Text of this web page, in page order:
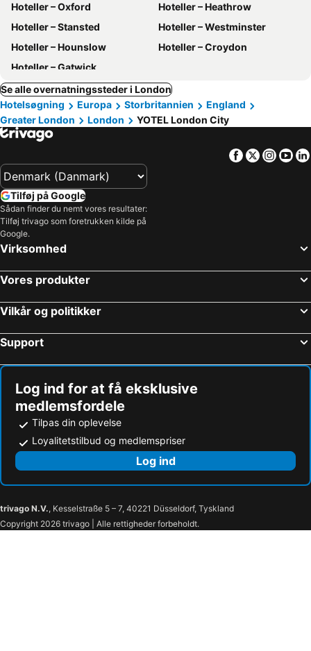
Hoteller – Oxford
Hoteller – Heathrow
Hoteller – Stansted
Hoteller – Westminster
Hoteller – Hounslow
Hoteller – Croydon
Hoteller – Gatwick
Se alle overnatningssteder i London
Hotelsøgning
Europa Storbritannien
England
Greater London
London YOTEL London City
Facebook
Twitter
Tilføj på Google
Sådan finder du nemt vores resultater:
Tilføj trivago som foretrukken kilde på
Google.
Virksomhed
Vores produkter
Vilkår og politikker
Support
Log ind for at få eksklusive
medlemsfordele
Tilpas din oplevelse
Loyalitetstilbud og medlemspriser
Log ind
trivago N.V., Kesselstraße 5 – 7, 40221 Düsseldorf, Tyskland
Copyright 2026 trivago | Alle rettigheder forbeholdt.